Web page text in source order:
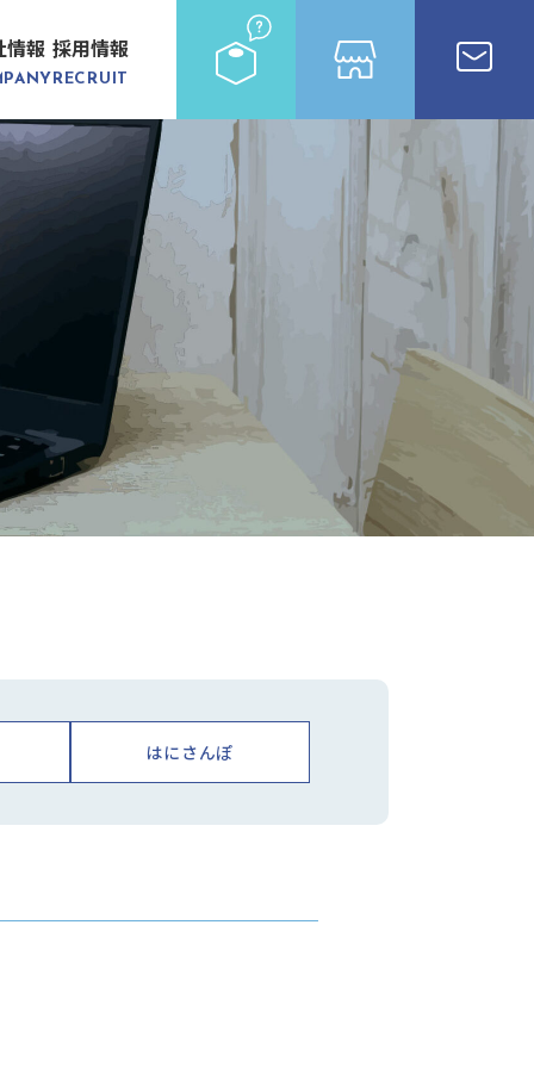
情報 採用情報
RECRUIT
はにさんぽ